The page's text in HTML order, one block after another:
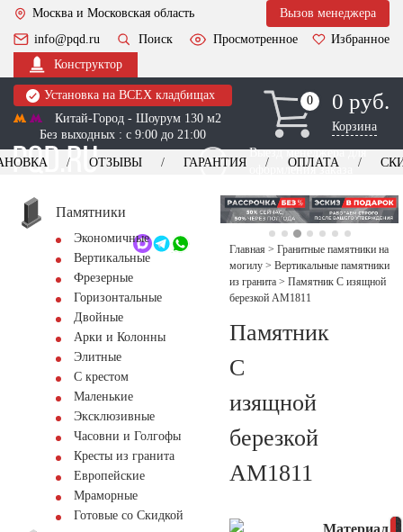
Москва и Московская область
Вызов менеджера
info@pqd.ru
Поиск Просмотренное
Избранное
Конструктор
Установка на ВСЕХ кладбищах
Китай-Город - Шоурум 130 м2
Без выходных : с 9:00 до 21:00
0
0 0 руб.
Корзина
Выезд менеджера для
оформления заказа
+7 (495) 518-44-23
Обратный звонок
ОТЗЫВЫ ГАРАНТИЯ ОПЛАТА
Памятники
Экономичные
Вертикальные
Фрезерные
Горизонтальные
Двойные
Арки и Колонны
Элитные
С крестом
Маленькие
Эксклюзивные
Часовни и Голгофы
Кресты из гранита
Европейские
Мраморные
Готовые со Скидкой
Главная > Гранитные памятники на
могилу > Вертикальные памятники
из гранита > Памятник С изящной
березкой AM1811
Памятник
С
изящной
березкой
AM1811
Материал